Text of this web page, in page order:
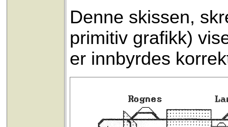
Denne skissen,
primitiv grafikk)
er innbyrdes